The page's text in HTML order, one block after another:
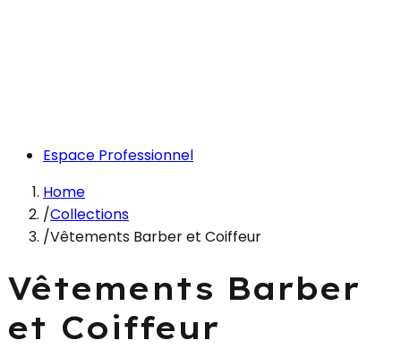
Espace Professionnel
Home
/Collections
/Vêtements Barber et Coiffeur
Vêtements Barber
et Coiffeur